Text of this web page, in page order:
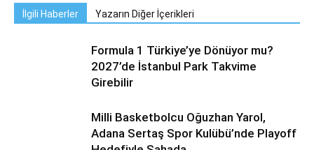
İlgili Haberler Yazarın Diğer İçerikleri
Formula 1 Türkiye’ye Dönüyor mu?
2027’de İstanbul Park Takvime
Girebilir
Milli Basketbolcu Oğuzhan Yarol,
Adana Sertaş Spor Kulübü’nde Playoff